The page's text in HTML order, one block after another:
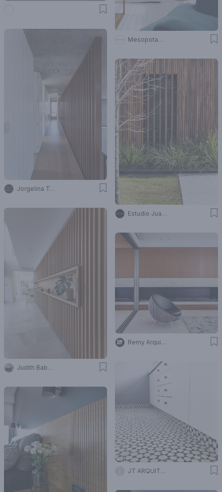
Jorgelina Tortorici & asoc.
Mesopotamia Ba
Judith Babour
Estudio Juan Trivelloni
Remy Arquitectos
JT ARQUITECTURA